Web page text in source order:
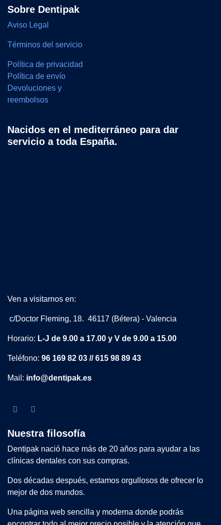
Sobre Dentipak
Aviso Legal
Términos del servicio
Política de privacidad
Política de envío
Devoluciones y
reembolsos
Nacidos en el mediterráneo para dar
servicio a toda España.
Ven a visitarnos en:
c/Doctor Fleming, 18. 46117 (Bétera) - Valencia
Horario: L-J de 9.00 a 17.00 y V de 9.00 a 15.00
Teléfono: 96 169 82 03 // 615 98 89 43
Mail: info@dentipak.es
Nuestra filosofía
Dentipak nació hace más de 20 años para ayudar a las
clínicas dentales con sus compras.
Dos décadas después, estamos orgullosos de ofrecer lo
mejor de dos mundos.
Una página web sencilla y moderna donde podrás